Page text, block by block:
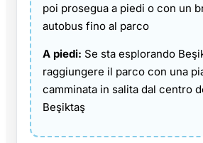
poi prosegua a piedi o con un
autobus fino al parco
A piedi: Se sta esplorando
raggiungere il parco con una
camminata in salita dal centro
Beşiktaş